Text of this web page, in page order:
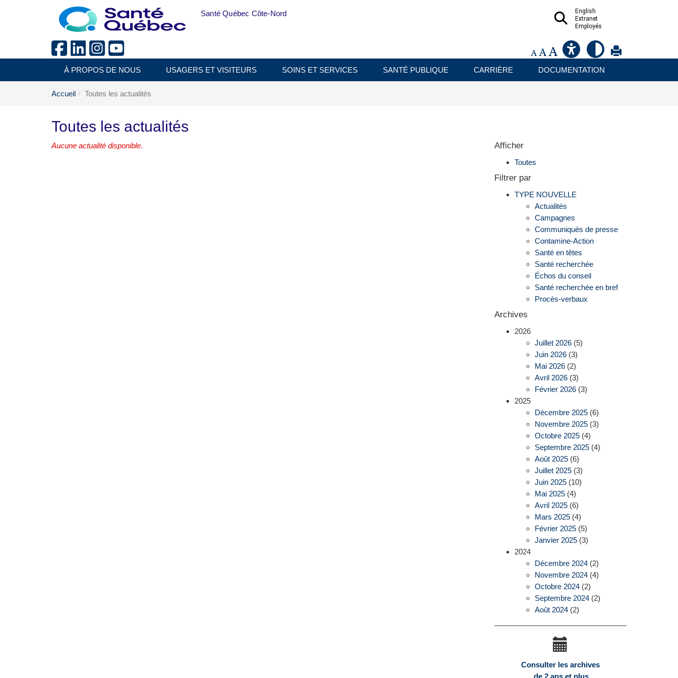
Aller au menu principal
English
Extranet
Employés
Santé Québec Côte-Nord
À PROPOS DE NOUS USAGERS ET VISITEURS SOINS ET SERVICES SANTÉ PUBLIQUE CARRIÈRE DOCUMENTATION
Accueil Toutes les actualités
Toutes les actualités
Aucune actualité disponible. Afficher
Toutes
Filtrer par
TYPE NOUVELLE
Actualités
Campagnes
Communiqués de presse
Contamine-Action
Santé en têtes
Santé recherchée
Échos du conseil
Santé recherchée en bref
Procès-verbaux
Archives
2026
Juillet 2026(5)
Juin 2026(3)
Mai 2026(2)
Avril 2026(3)
Février 2026(3)
2025
Décembre 2025(6)
Novembre 2025(3)
Octobre 2025(4)
Septembre 2025(4)
Août 2025(6)
Juillet 2025(3)
Juin 2025(10)
Mai 2025(4)
Avril 2025(6)
Mars 2025(4)
Février 2025(5)
Janvier 2025(3)
2024
Décembre 2024(2)
Novembre 2024(4)
Octobre 2024(2)
Septembre 2024(2)
Août 2024(2)
Consulter les archives
de 2 ans et plus